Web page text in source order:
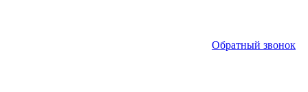
Обратный звонок